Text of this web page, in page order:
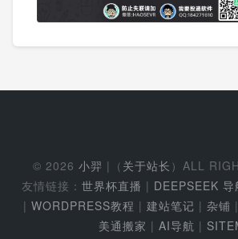
© 2026 小羿 |（ 关于站长 ）ALL
友情链接： 世界杯直播 | DEEPSEEK 导
| WORDPRESS教程 | 建站笔记 | 杂铺 |
美通搬家 | AI导航 |